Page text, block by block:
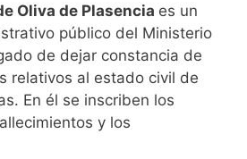
Oliva de Plasencia es un
público del Ministerio
de dejar constancia de
relativos al estado civil de
En él se inscriben los
y los